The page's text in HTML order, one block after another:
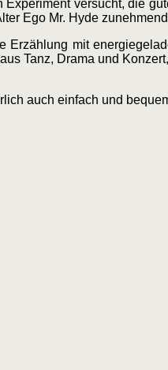
versucht, die
Ego Mr. Hyde
mit
Tanz, Drama und
auch einfach und